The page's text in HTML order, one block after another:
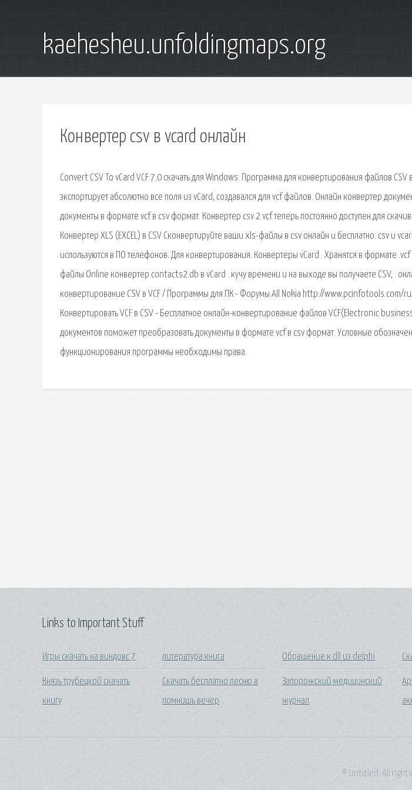
kaehesheu.unfoldingmaps.org
Конвертер csv в vcard онлайн
Convert CSV To vCard VCF 7.0 скачать для Windows. Программа для конвертирования файлов
экспортирует абсолютно все поля из vCard, создавался для vcf файлов. Онлайн конвертер
документы в формате vcf в csv формат. Конвертер csv 2 vcf теперь постоянно доступен для
Конвертер XLS (EXCEL) в CSV Сконвертируйте ваши xls-файлы в csv онлайн и бесплатно. csv и
используются в ПО телефонов. Для конвертирования. Конвертеры vCard . Хранятся в формате
файлы Online конвертер contacts2.db в vCard . кучу времени и на выходе вы получаете CSV, .
конвертирование CSV в VCF / Программы для ПК - Форумы All Nokia http://www.pcinfotools.com/
Конвертировать VCF в CSV - Бесплатное онлайн-конвертирование файлов VCF(Electronic
документов поможет преобразовать документы в формате vcf в csv формат. Условные
функционирования программы необходимы права.
Links to Important Stuff
Игры скачать на виндовс 7
Князь трубецкой скачать
книгу
литература книга
Скачать бесплатно песню а
помнишь вечер
Обращение к dll из delphi
Запорожский медицинский
журнал
© Untitled. All